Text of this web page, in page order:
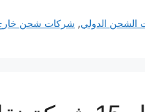
الشحن الدولي, شركات شحن خارج